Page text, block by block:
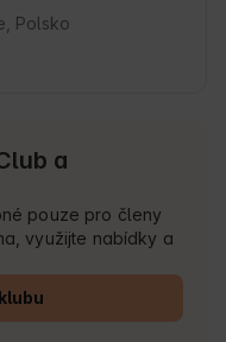
Polsko
a
pouze pro členy
využijte nabídky a